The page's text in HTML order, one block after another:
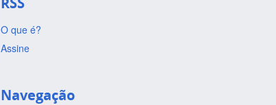
O que é?
Assine
Navegação